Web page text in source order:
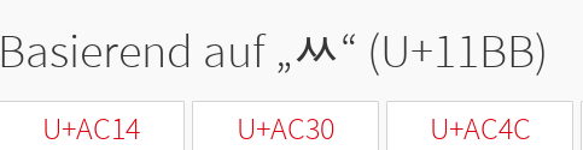
Basierend auf „ᆻ“ (U+11BB)
U+AC14 U+AC30 U+AC4C